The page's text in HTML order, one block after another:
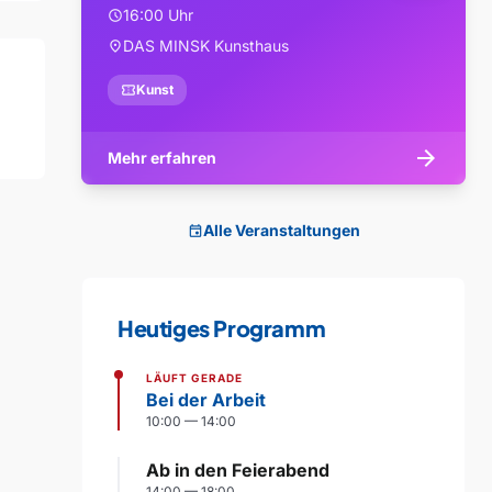
schedule16:00 Uhr
location_onDAS MINSK Kunsthaus
confirmation_numberKunst
Mehr erfahren arrow_forward
eventAlle Veranstaltungen
Heutiges Programm
LÄUFT GERADE
Bei der Arbeit
10:00 — 14:00
Ab in den Feierabend